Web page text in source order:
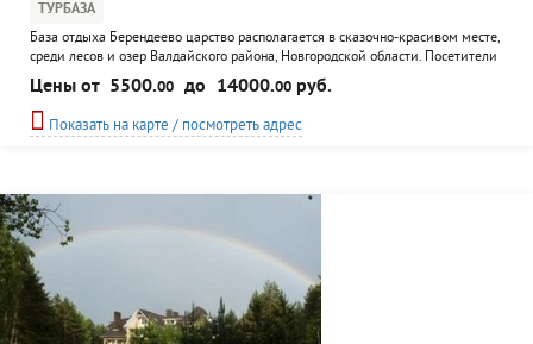
ТУРБАЗА
База отдыха Берендеево царство располагается в сказочно-красивом месте,
среди лесов и озер Валдайского района, Новгородской области. Посетители
базы могут насладится тишиной и покоем после напряженного трудового
дня. К услугам гостей базы отдыха номера со всеми удобствами в
экологически чистых деревянных домиках. Рыбалка, охота, сбор грибов и
ягод и еще много других интересных занятий ждут...
Цены от 5500.00 до 14000.00 руб.
Показать на карте / посмотреть адрес